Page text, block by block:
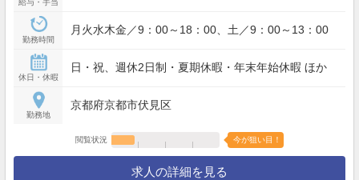
給与・手当
勤務時間
月火水木金／9：00～18：00、土／9：00～13：00
休日・休暇
日・祝、週休2日制・夏期休暇・年末年始休暇 ほか
勤務地
京都府京都市伏見区
閲覧状況 今が狙い目！
求人の詳細を見る